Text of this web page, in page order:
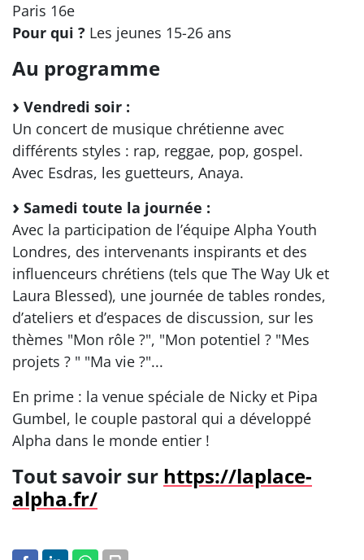
Paris 16e
Pour qui ? Les jeunes 15-26 ans
Au programme
Vendredi soir :
Un concert de musique chrétienne avec
différents styles : rap, reggae, pop, gospel.
Avec Esdras, les guetteurs, Anaya.
Samedi toute la journée :
Avec la participation de l’équipe Alpha Youth
Londres, des intervenants inspirants et des
influenceurs chrétiens (tels que The Way Uk et
Laura Blessed), une journée de tables rondes,
d’ateliers et d’espaces de discussion, sur les
thèmes "Mon rôle ?", "Mon potentiel ? "Mes
projets ? " "Ma vie ?"...
En prime : la venue spéciale de Nicky et Pipa
Gumbel, le couple pastoral qui a développé
Alpha dans le monde entier !
Tout savoir sur https://laplace-
alpha.fr/